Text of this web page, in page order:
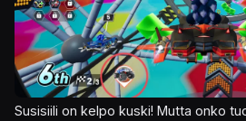
Susisiili on kelpo kuski! Mutta onko